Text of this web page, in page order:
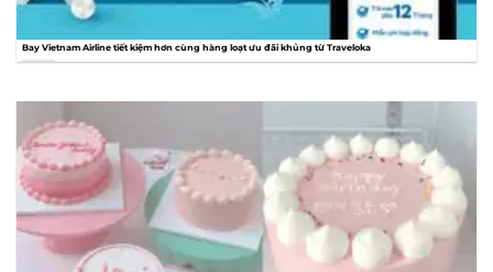
Bay Vietnam Airline tiết kiệm hơn cùng hàng loạt ưu đãi khủng từ Traveloka